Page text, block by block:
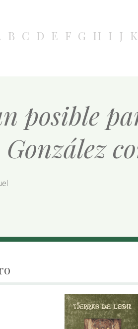
B C D E F G H I J K
posible